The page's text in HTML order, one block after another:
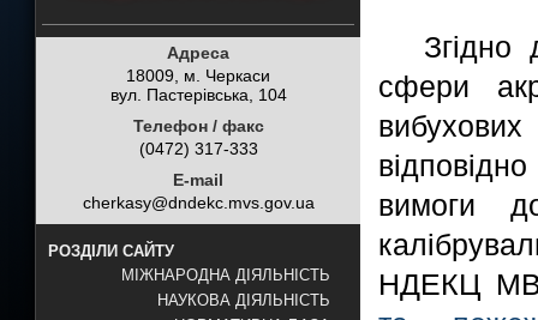
Адреса
18009, м. Черкаси
вул. Пастерівська, 104
Телефон / факс
(0472) 317-333
E-mail
cherkasy@dndekc.mvs.gov.ua
РОЗДІЛИ САЙТУ
МІЖНАРОДНА ДІЯЛЬНІСТЬ
НАУКОВА ДІЯЛЬНІСТЬ
Згідно
сфери
вимоги
НДЕКЦ